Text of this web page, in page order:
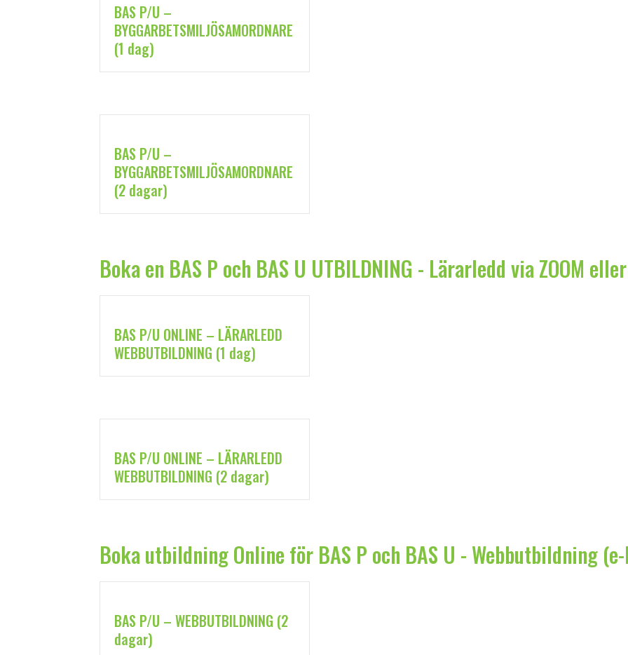
BAS P/U –
BYGGARBETSMILJÖSAMORDNARE
(1 dag)
BAS P/U –
BYGGARBETSMILJÖSAMORDNARE
(2 dagar)
Boka en BAS P och BAS U UTBILDNING - Lärarledd via ZOOM
BAS P/U ONLINE – LÄRARLEDD
WEBBUTBILDNING (1 dag)
BAS P/U ONLINE – LÄRARLEDD
WEBBUTBILDNING (2 dagar)
Boka utbildning Online för BAS P och BAS U - Webbutbildning
BAS P/U – WEBBUTBILDNING (2
dagar)